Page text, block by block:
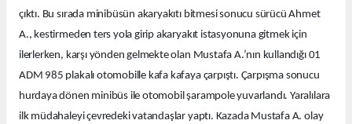
çıktı. Bu sırada minibüsün akaryakıtı bitmesi sonucu sürücü Ahmet
A., kestirmeden ters yola girip akaryakıt istasyonuna gitmek için
ilerlerken, karşı yönden gelmekte olan Mustafa A.’nın kullandığı 01
ADM 985 plakalı otomobille kafa kafaya çarpıştı. Çarpışma sonucu
hurdaya dönen minibüs ile otomobil şarampole yuvarlandı. Yaralılara
ilk müdahaleyi çevredeki vatandaşlar yaptı. Kazada Mustafa A. olay